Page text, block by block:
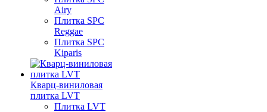
Airy
Плитка SPC
Reggae
Плитка SPC
Kiparis
Кварц-виниловая
плитка LVT
Плитка LVT